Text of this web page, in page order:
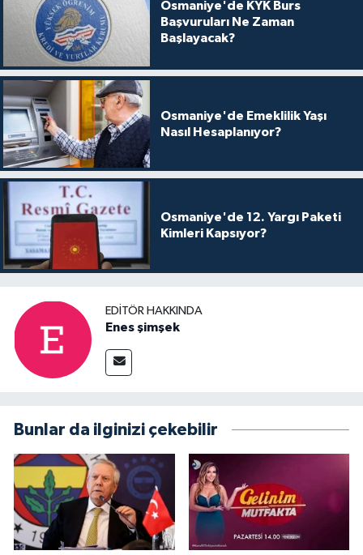
Osmaniye'de KYK Burs
Başvuruları Ne Zaman
Başlayacak?
Osmaniye'de Emeklilik Yaşı
Nasıl Hesaplanıyor?
Osmaniye'de 12. Yargı Paketi
Kimleri Kapsıyor?
EDITÖR HAKKINDA
Enes şimşek
Bunlar da ilginizi çekebilir